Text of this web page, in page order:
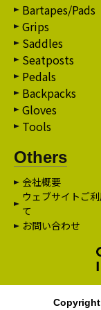
Bartapes/Pads
Grips
Saddles
Seatposts
Pedals
Backpacks
Gloves
Tools
Others
会社概要
ウェブサイトご
て
お問い合わせ
Copyright